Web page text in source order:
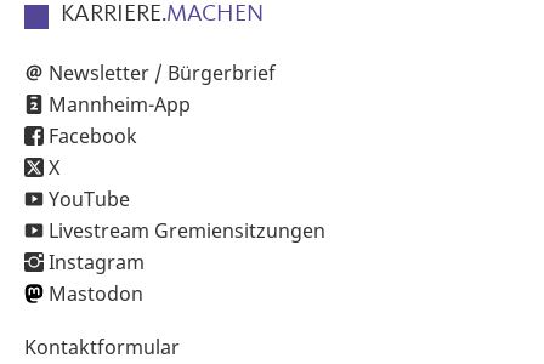
KARRIERE.MACHEN
Newsletter / Bürgerbrief
Mannheim-App
Facebook
X
YouTube
Livestream Gremiensitzungen
Instagram
Mastodon
Sekundärnavigation
Kontaktformular